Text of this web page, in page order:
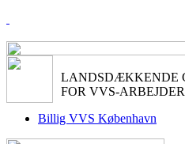
LANDSDÆKKENDE
FOR VVS-ARBEJDER
Billig VVS København